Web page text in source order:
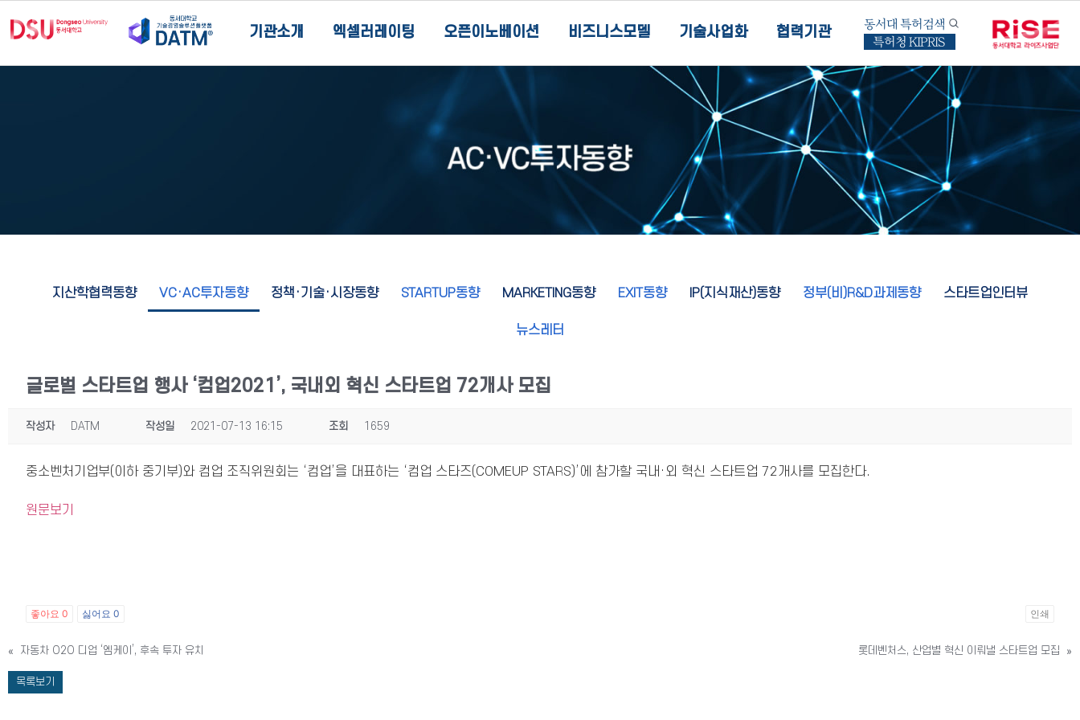
기관소개 엑셀러레이팅 오픈이노베이션 비즈니스모델 기술사업화 협력기관
동서대 특허검색
특허청 KIPRIS
지산학협력동향 VC·AC투자동향 정책·기술·시장동향 STARTUP동향 MARKETING동향 EXIT동향 IP(지식재산)동향 정부(비)R&D과제동향 스타트업인터뷰
뉴스레터
글로벌 스타트업 행사 ‘컴업2021’, 국내외 혁신 스타트업 72개사 모집
작성자 DATM 작성일 2021-07-13 16:15 조회 1659
중소벤처기업부(이하 중기부)와 컴업 조직위원회는 ‘컴업’을 대표하는 ‘컴업 스타즈(COMEUP STARS)’에 참가할 국내·외 혁신 스타트업 72개사를 모집한다.
원문보기
좋아요 0 싫어요 0 인쇄
« 자동차 O2O 디업 ‘엠케이’, 후속 투자 유치 롯데벤처스, 산업별 혁신 이뤄낼 스타트업 모집 »
목록보기